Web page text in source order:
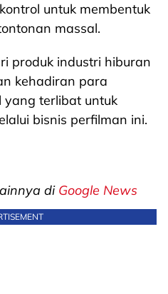
untuk membentuk
massal.
produk industri hiburan
kehadiran para
yang terlibat untuk
bisnis perfilman ini.
di Google News